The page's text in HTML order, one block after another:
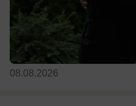
08.08.2026